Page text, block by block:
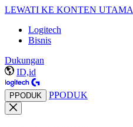
LEWATI KE KONTEN UTAMA
Logitech
Bisnis
Dukungan
ID,id
PPODUK PPODUK